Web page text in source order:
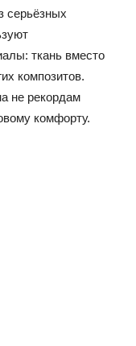
серьёзных
ткань вместо
композитов.
не рекордам
комфорту.